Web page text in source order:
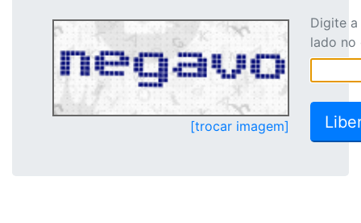
[trocar imagem]
Digite
lado no